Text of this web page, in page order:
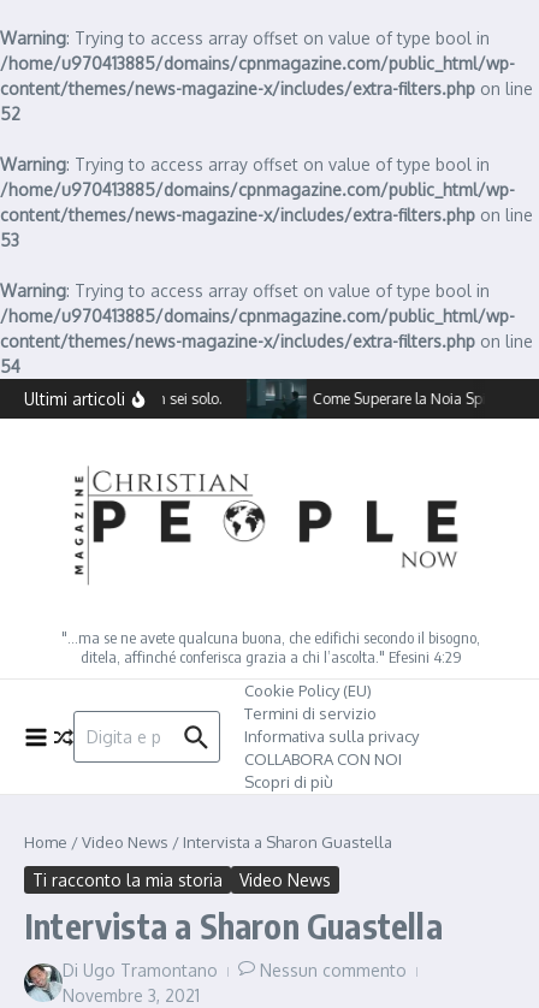
Warning: Trying to access array offset on value of type bool in
/home/u970413885/domains/cpnmagazine.com/public_html/wp-
content/themes/news-magazine-x/includes/extra-filters.php on line
52
Warning: Trying to access array offset on value of type bool in
/home/u970413885/domains/cpnmagazine.com/public_html/wp-
content/themes/news-magazine-x/includes/extra-filters.php on line
53
Warning: Trying to access array offset on value of type bool in
/home/u970413885/domains/cpnmagazine.com/public_html/wp-
content/themes/news-magazine-x/includes/extra-filters.php on line
54
Salta al contenuto
Ultimi articoli
la depressione, non sei solo. Come Superare la Noia Spirituale:
"…ma se ne avete qualcuna buona, che edifichi secondo il bisogno,
ditela, affinché conferisca grazia a chi l’ascolta." Efesini 4:29
Cerca:
Cookie Policy (EU)
Termini di servizio
Informativa sulla privacy
COLLABORA CON NOI
Scopri di più
Home /Video News / Intervista a Sharon Guastella
Ti racconto la mia storia Video News
Intervista a Sharon Guastella
Di Ugo Tramontano
Nessun commento
Novembre 3, 2021